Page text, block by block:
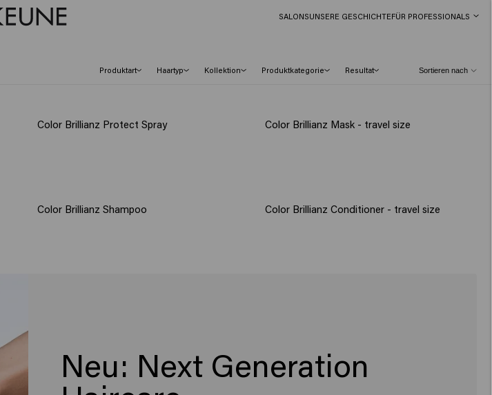
SALONSUNSERE GESCHICHTEFÜR PROFESSIONALS
Produktart Haartyp Kollektion Produktkategorie Resultat
Neu: Next Generation
Color Brillianz Protect Spray Color Brillianz Mask - travel size
Color Brillianz Shampoo Color Brillianz Conditioner - travel size